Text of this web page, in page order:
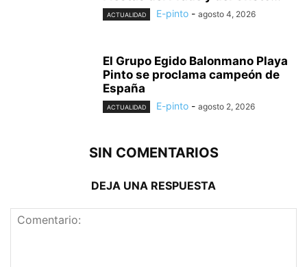
ACTUALIDAD E-pinto - agosto 4, 2026
El Grupo Egido Balonmano Playa
Pinto se proclama campeón de
España
ACTUALIDAD E-pinto - agosto 2, 2026
SIN COMENTARIOS
DEJA UNA RESPUESTA